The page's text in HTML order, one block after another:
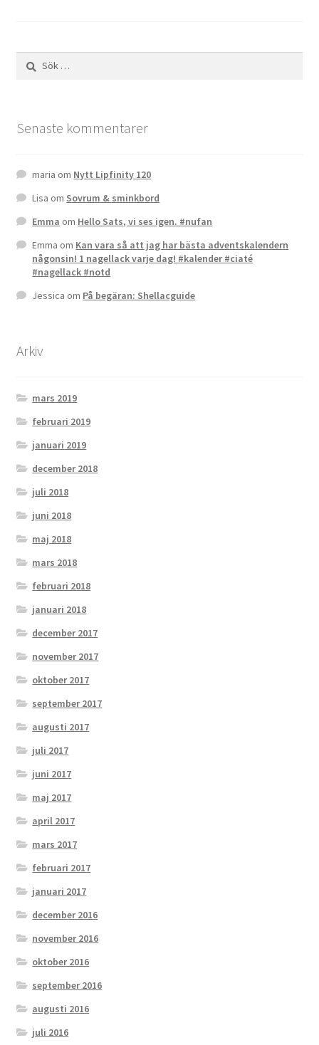
Sök
efter:
Senaste kommentarer
maria om Nytt Lipfinity 120
Lisa om Sovrum & sminkbord
Emma om Hello Sats, vi ses igen. #nufan
Emma om Kan vara så att jag har bästa adventskalendern
någonsin! 1 nagellack varje dag! #kalender #ciaté
#nagellack #notd
Jessica om På begäran: Shellacguide
Arkiv
mars 2019
februari 2019
januari 2019
december 2018
juli 2018
juni 2018
maj 2018
mars 2018
februari 2018
januari 2018
december 2017
november 2017
oktober 2017
september 2017
augusti 2017
juli 2017
juni 2017
maj 2017
april 2017
mars 2017
februari 2017
januari 2017
december 2016
november 2016
oktober 2016
september 2016
augusti 2016
juli 2016